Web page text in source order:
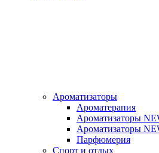
Ароматизаторы
Ароматерапия
Ароматизаторы
Ароматизаторы
Парфюмерия
Спорт и отдых